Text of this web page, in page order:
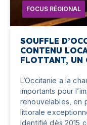
FOCUS RÉGIONAL
SOUFFLE
CONTENU
FLOTTANT,
L’Occitanie a la
importants pour
renouvelables, en
littorale
identifié dès 2015